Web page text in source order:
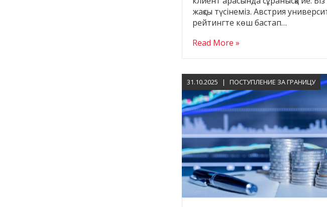
жақсы түсінеміз. Австрия
рейтингте көш бастап…
Read More »
31.10.2025 ПОСТУПЛЕНИЕ ЗА ГРАНИЦУ